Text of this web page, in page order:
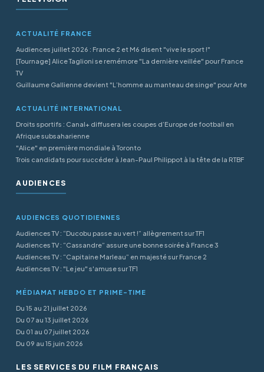
ACTUALITÉ FRANCE
Audiences juillet 2026 : France 2 et M6 disent "vive le sport !"
[Tournage] Alice Taglioni se remémore "La dernière veillée" pour France
TV
Guillaume Gallienne devient "L’homme au manteau de singe" pour Arte
ACTUALITÉ INTERNATIONAL
Droits sportifs : Canal+ diffusera les coupes d’Europe de football en
Afrique subsaharienne
"Alice" en première mondiale à Toronto
Trois candidats pour succéder à Jean-Paul Philippot à la tête de la RTBF
AUDIENCES
AUDIENCES QUOTIDIENNES
Audiences TV : “Ducobu passe au vert !” allègrement sur TF1
Audiences TV : “Cassandre” assure une bonne soirée à France 3
Audiences TV : “Capitaine Marleau” en majesté sur France 2
Audiences TV : "Le jeu" s'amuse sur TF1
MÉDIAMAT HEBDO ET PRIME-TIME
Du 15 au 21 juillet 2026
Du 07 au 13 juillet 2026
Du 01 au 07 juillet 2026
Du 09 au 15 juin 2026
LES SERVICES DU FILM FRANÇAIS